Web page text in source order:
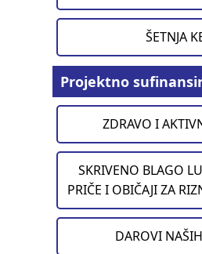
ŠETNJA
Projektno
ZDRAVO I
SKRIVENO BLAGO
PRIČE I OBIČAJI ZA
DAROVI